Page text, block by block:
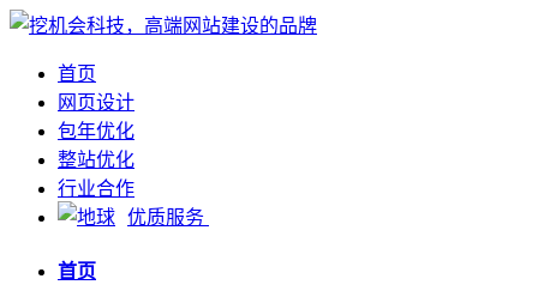
首页
网页设计
包年优化
整站优化
行业合作
优质服务
首页